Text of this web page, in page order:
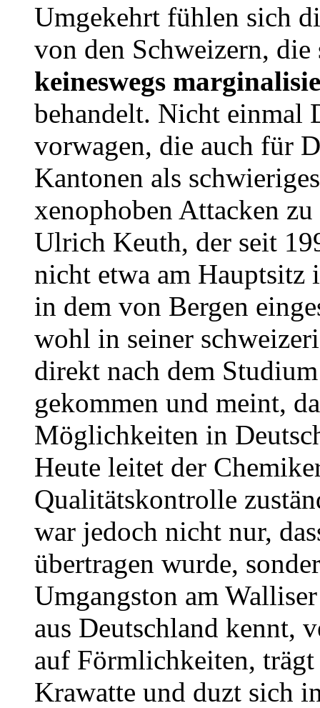
Umgekehrt fühlen sich
von den Schweizern,
keineswegs
behandelt. Nicht einmal
vorwagen, die auch für
Kantonen als
xenophoben Attacken
Ulrich Keuth, der seit
nicht etwa am Hauptsitz
in dem von Bergen
wohl in seiner
direkt nach dem
gekommen und meint,
Möglichkeiten in
Heute leitet der
Qualitätskontrolle
war jedoch nicht nur,
übertragen wurde,
Umgangston am
aus Deutschland kennt,
auf Förmlichkeiten,
Krawatte und duzt sich